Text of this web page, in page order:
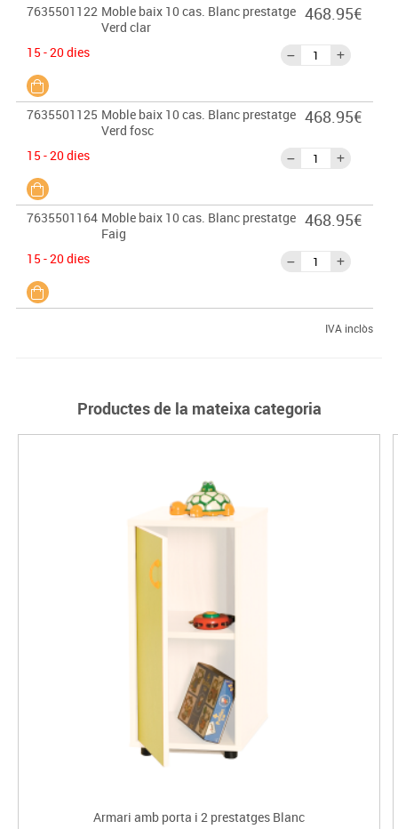
7635501122 Moble baix 10 cas. Blanc prestatge
Verd clar
15 - 20 dies
468.95€
7635501125 Moble baix 10 cas. Blanc prestatge
Verd fosc
15 - 20 dies
468.95€
7635501164 Moble baix 10 cas. Blanc prestatge
Faig
15 - 20 dies
468.95€
IVA inclòs
Productes de la mateixa categoria
Armari amb porta i 2 prestatges Blanc